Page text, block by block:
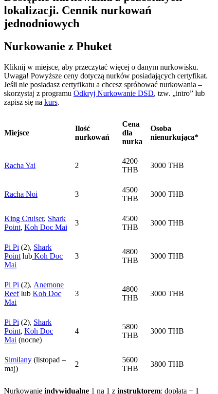
lokalizacji. Cennik nurkowań
jednodniowych
Nurkowanie z Phuket
Kliknij w miejsce, aby przeczytać więcej o danym nurkowisku.
Uwaga! Powyższe ceny dotyczą nurków posiadających certyfikat.
Jeśli nie posiadasz certyfikatu a chcesz spróbować nurkowania –
skorzystaj z programu Odkryj Nurkowanie DSD, tzw. „intro” lub
zapisz się na kurs.
Miejsce
Ilość
nurkowań
Cena
dla
nurka
Osoba
nienurkująca*
Racha Yai 2
4200
THB
3000 THB
Racha Noi 3
4500
THB
3000 THB
King Cruiser, Shark
Point, Koh Doc Mai
3
4500
THB
3000 THB
Pi Pi (2), Shark
Point lub Koh Doc
Mai
3
4800
THB
3000 THB
Pi Pi (2), Anemone
Reeflub Koh Doc
Mai
3
4800
THB
3000 THB
Pi Pi (2), Shark
Point, Koh Doc
Mai (nocne)
4
5800
THB
3000 THB
Similany (listopad –
maj)
2
5600
THB
3800 THB
Nurkowanie indywidualne 1 na 1 z instruktorem: dopłata + 1